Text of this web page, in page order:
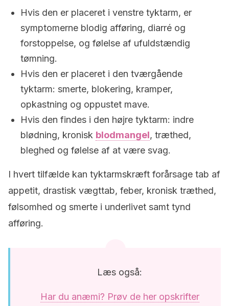
Hvis den er placeret i venstre tyktarm, er
symptomerne blodig afføring, diarré og
forstoppelse, og følelse af ufuldstændig
tømning.
Hvis den er placeret i den tværgående
tyktarm: smerte, blokering, kramper,
opkastning og oppustet mave.
Hvis den findes i den højre tyktarm: indre
blødning, kronisk blodmangel, træthed,
bleghed og følelse af at være svag.
I hvert tilfælde kan tyktarmskræft forårsage tab af
appetit, drastisk vægttab, feber, kronisk træthed,
følsomhed og smerte i underlivet samt tynd
afføring.
Læs også:
Har du anæmi? Prøv de her opskrifter